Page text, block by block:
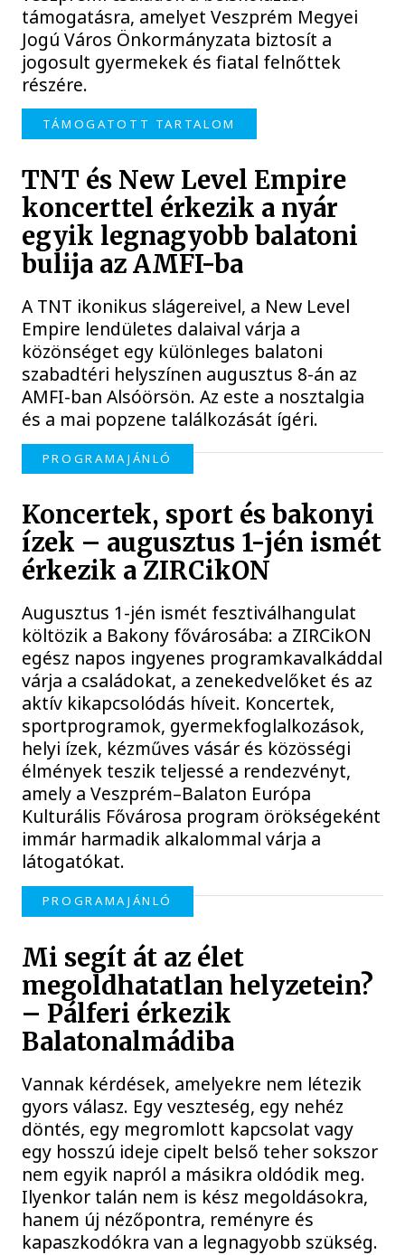
támogatásra, amelyet Veszprém Megyei
Jogú Város Önkormányzata biztosít a
jogosult gyermekek és fiatal felnőttek
részére.
TÁMOGATOTT TARTALOM
TNT és New Level Empire
koncerttel érkezik a nyár
egyik legnagyobb balatoni
bulija az AMFI-ba
A TNT ikonikus slágereivel, a New Level
Empire lendületes dalaival várja a
közönséget egy különleges balatoni
szabadtéri helyszínen augusztus 8-án az
AMFI-ban Alsóörsön. Az este a nosztalgia
és a mai popzene találkozását ígéri.
PROGRAMAJÁNLÓ
Koncertek, sport és bakonyi
ízek – augusztus 1-jén ismét
érkezik a ZIRCikON
Augusztus 1-jén ismét fesztiválhangulat
költözik a Bakony fővárosába: a ZIRCikON
egész napos ingyenes programkavalkáddal
várja a családokat, a zenekedvelőket és az
aktív kikapcsolódás híveit. Koncertek,
sportprogramok, gyermekfoglalkozások,
helyi ízek, kézműves vásár és közösségi
élmények teszik teljessé a rendezvényt,
amely a Veszprém–Balaton Európa
Kulturális Fővárosa program örökségeként
immár harmadik alkalommal várja a
látogatókat.
PROGRAMAJÁNLÓ
Mi segít át az élet
megoldhatatlan helyzetein?
– Pálferi érkezik
Balatonalmádiba
Vannak kérdések, amelyekre nem létezik
gyors válasz. Egy veszteség, egy nehéz
döntés, egy megromlott kapcsolat vagy
egy hosszú ideje cipelt belső teher sokszor
nem egyik napról a másikra oldódik meg.
Ilyenkor talán nem is kész megoldásokra,
hanem új nézőpontra, reményre és
kapaszkodókra van a legnagyobb szükség.